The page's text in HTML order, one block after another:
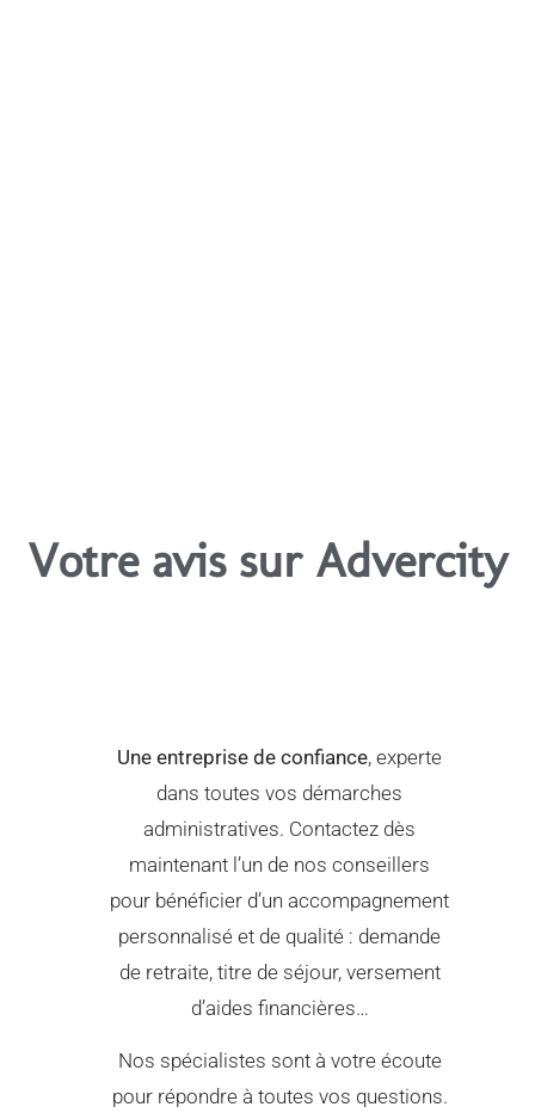
Votre avis sur Advercity
Une entreprise de confiance, experte
dans toutes vos démarches
administratives. Contactez dès
maintenant l’un de nos conseillers
pour bénéficier d’un accompagnement
personnalisé et de qualité : demande
de retraite, titre de séjour, versement
d’aides financières…
Nos spécialistes sont à votre écoute
pour répondre à toutes vos questions.